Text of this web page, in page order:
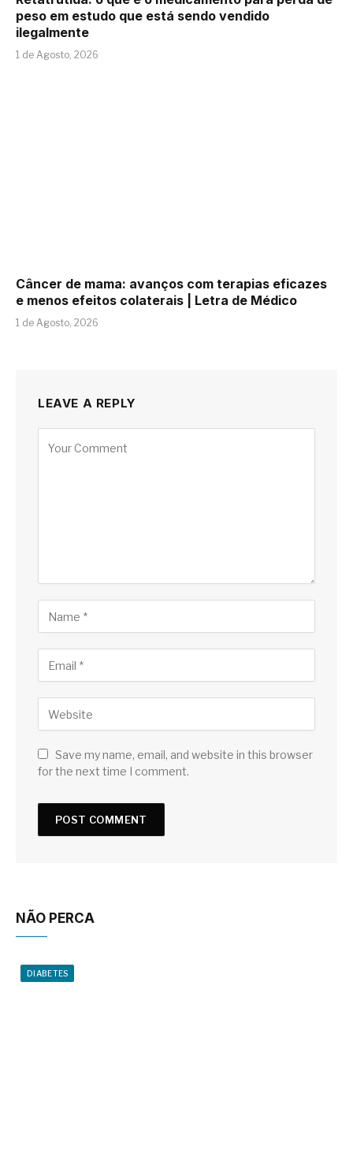
peso em estudo que está sendo vendido
ilegalmente
1 de Agosto, 2026
Câncer de mama: avanços com terapias eficazes
e menos efeitos colaterais | Letra de Médico
1 de Agosto, 2026
LEAVE A REPLY
Save my name, email, and website in this browser
for the next time I comment.
NÃO PERCA
DIABETES